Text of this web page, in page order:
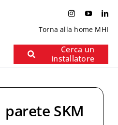
Torna alla home MHI
Cerca un
installatore
SKM